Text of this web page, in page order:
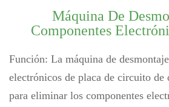
Máquina De
Componentes
Función: La máquina de
electrónicos de placa de circuito de
para eliminar los componentes